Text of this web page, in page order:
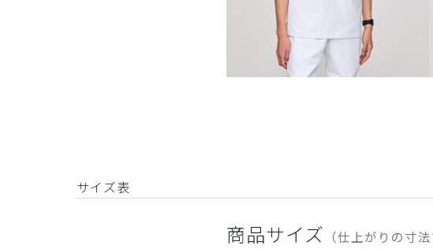
サイズ表
商品サイズ （仕上がりの寸法